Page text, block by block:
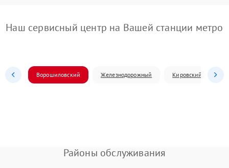
Наш сервисный центр на Вашей станции метро
Ворошиловский Железнодорожный Кировский
Районы обслуживания